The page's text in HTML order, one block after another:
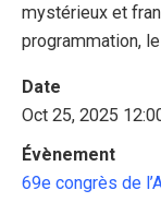
mystérieux et
programmation,
Date
Oct 25, 2025
Évènement
69e congrès de